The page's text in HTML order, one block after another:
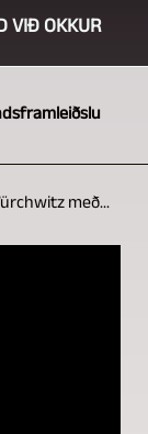
VIÐ OKKUR
með...